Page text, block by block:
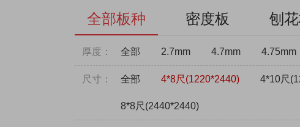
全部板种 密度板 刨
厚度： 全部 2.7mm 4.7mm 4.75mm
尺寸： 全部 4*8尺(1220*2440) 4*10尺
8*8尺(2440*2440)